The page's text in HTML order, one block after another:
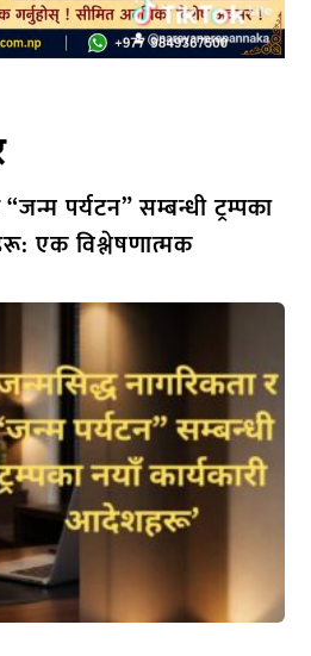
पर्यटन” सम्बन्धी ट्रम्पका
एक विश्लेषणात्मक